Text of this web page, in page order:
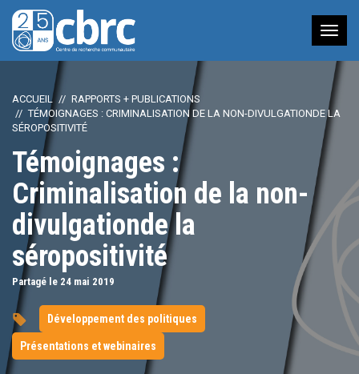
à
ACCUEIL
RAPPORTS + PUBLICATIONS
TÉMOIGNAGES : CRIMINALISATION DE LA NON-DIVULGATIONDE LA
SÉROPOSITIVITÉ
Témoignages :
Criminalisation de la non-
divulgationde la
séropositivité
Partagé le 24 mai 2019
Développement des politiques
Présentations et webinaires